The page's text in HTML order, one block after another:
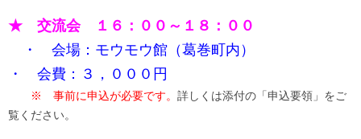
★ 交流会 １６：００～１８：００
・ 会場：モウモウ館（葛巻町内）
・ 会費：３，０００円
※ 事前に申込が必要です。 詳しくは添付の「申込要領」をご
覧ください。